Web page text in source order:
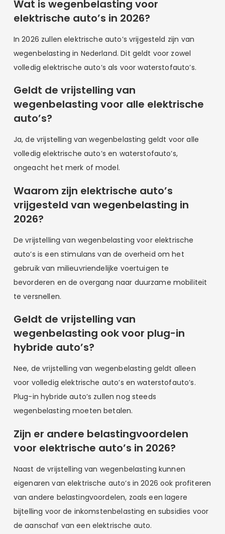
Wat is wegenbelasting voor
elektrische auto’s in 2026?
In 2026 zullen elektrische auto’s vrijgesteld zijn van
wegenbelasting in Nederland. Dit geldt voor zowel
volledig elektrische auto’s als voor waterstofauto’s.
Geldt de vrijstelling van
wegenbelasting voor alle elektrische
auto’s?
Ja, de vrijstelling van wegenbelasting geldt voor alle
volledig elektrische auto’s en waterstofauto’s,
ongeacht het merk of model.
Waarom zijn elektrische auto’s
vrijgesteld van wegenbelasting in
2026?
De vrijstelling van wegenbelasting voor elektrische
auto’s is een stimulans van de overheid om het
gebruik van milieuvriendelijke voertuigen te
bevorderen en de overgang naar duurzame mobiliteit
te versnellen.
Geldt de vrijstelling van
wegenbelasting ook voor plug-in
hybride auto’s?
Nee, de vrijstelling van wegenbelasting geldt alleen
voor volledig elektrische auto’s en waterstofauto’s.
Plug-in hybride auto’s zullen nog steeds
wegenbelasting moeten betalen.
Zijn er andere belastingvoordelen
voor elektrische auto’s in 2026?
Naast de vrijstelling van wegenbelasting kunnen
eigenaren van elektrische auto’s in 2026 ook profiteren
van andere belastingvoordelen, zoals een lagere
bijtelling voor de inkomstenbelasting en subsidies voor
de aanschaf van een elektrische auto.